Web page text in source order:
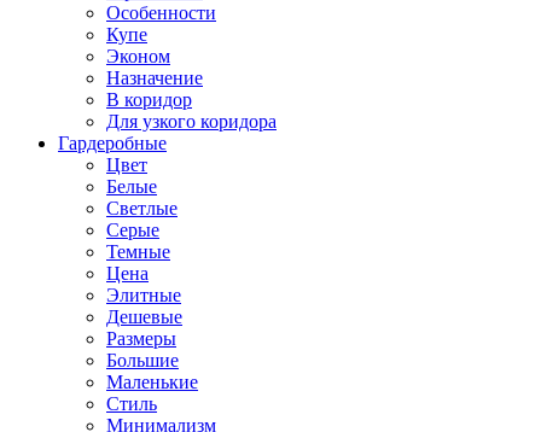
Особенности
Купе
Эконом
Назначение
В коридор
Для узкого коридора
Гардеробные
Цвет
Белые
Светлые
Серые
Темные
Цена
Элитные
Дешевые
Размеры
Большие
Маленькие
Стиль
Минимализм